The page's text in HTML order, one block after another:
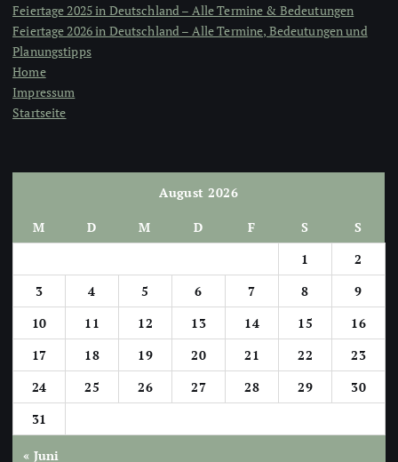
Feiertage 2025 in Deutschland – Alle Termine & Bedeutungen
Feiertage 2026 in Deutschland – Alle Termine, Bedeutungen und
Planungstipps
Home
Impressum
Startseite
August 2026
M D M D F S
S
1
2
3
4 5 6 7 8
9
10
11 12 13 14 15
16
17
18 19 20 21 22
23
24
25 26 27 28 29
30
31
« Juni